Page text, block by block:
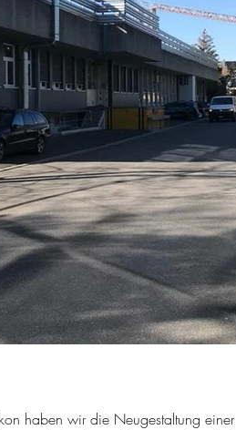
haben wir die Neugestaltung einer